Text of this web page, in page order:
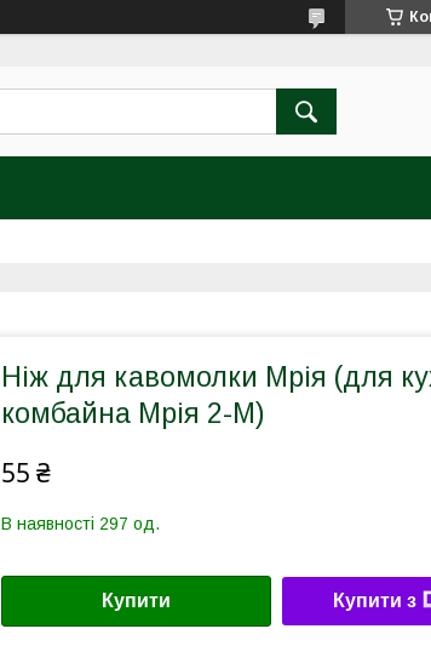
Ніж для кавомолки Мрія (для
комбайна Мрія 2-М)
55 ₴
В наявності 297 од.
Купити Купити з